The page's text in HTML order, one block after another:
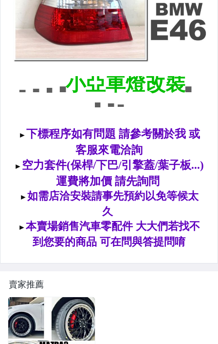
超薄型HID氙氣燈泡.大燈燈泡
通用型DRL日行燈.R8日行燈
原廠型=角燈.晶鑽.黑框.黃角燈
LED側燈.晶鑽.燻黑.黃側燈
黑框尾燈.圓燈型尾燈.LED尾燈
前後保桿側燈.後保桿LED反光片
原廠型霧燈.晶鑽及燻黑霧燈.
各車系LED後保桿下霧燈
BMW光圈燈泡.CCFL光圈
LED第三剎車燈.LED燈泡
各車系專用DRL日行燈
車身標誌MARK.車身飾條
前後保桿.前後下巴.側裙.尾翼
升降機.汽車零件.鈑金零件
賣家推薦